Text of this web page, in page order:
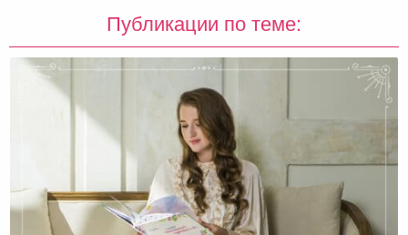
Публикации по теме: